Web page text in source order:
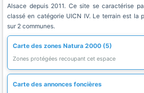
Alsace depuis 2011. Ce site se caractérise
classé en catégorie UICN IV. Le terrain est la
sur 2 communes.
Carte des zones Natura 2000 (5)
Zones protégées recoupant cet espace
Carte des annonces foncières